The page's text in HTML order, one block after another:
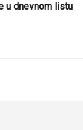
u dnevnom listu